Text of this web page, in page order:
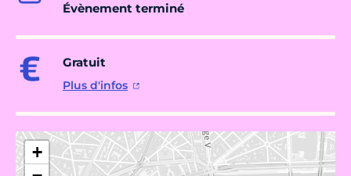
Évènement terminé
Gratuit
Plus d'infos
+